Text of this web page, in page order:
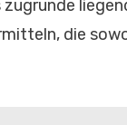
zugrunde
die